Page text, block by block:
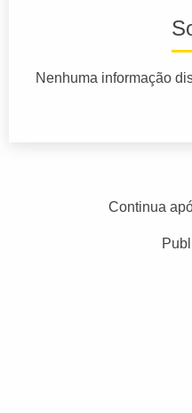
Nenhuma informação
Continua